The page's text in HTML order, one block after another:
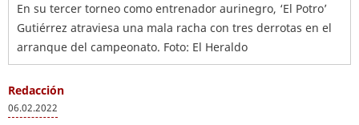
En su tercer torneo como entrenador aurinegro, ‘El Potro’
Gutiérrez atraviesa una mala racha con tres derrotas en el
arranque del campeonato. Foto: El Heraldo
Redacción
06.02.2022